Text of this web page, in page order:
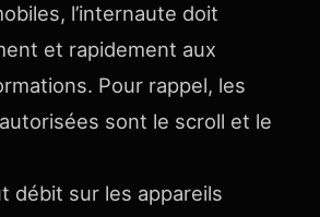
l’internaute doit
et rapidement aux
Pour rappel, les
sont le scroll et le
débit sur les appareils